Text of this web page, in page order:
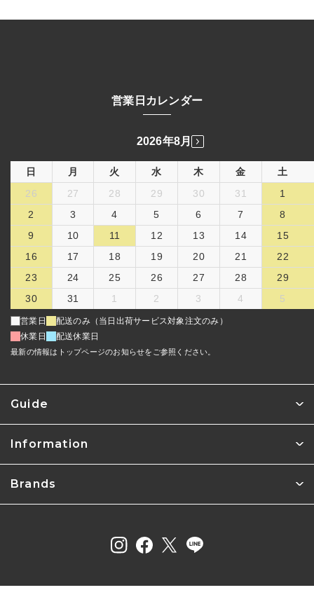
Guide
Information
Brands
営業日カレンダー
2026年8月
日 月 火 水 木 金
土
26
27 28 29 30 31
1
2
3 4 5 6 7
8
9
10 11 12 13 14
15
16
17 18 19 20 21
22
23
24 25 26 27 28
29
30
31 1 2 3 4 5
営業日
配送のみ（当日出荷サービス対象注文のみ）
休業日
配送休業日
最新の情報はトップページのお知らせをご参照ください。